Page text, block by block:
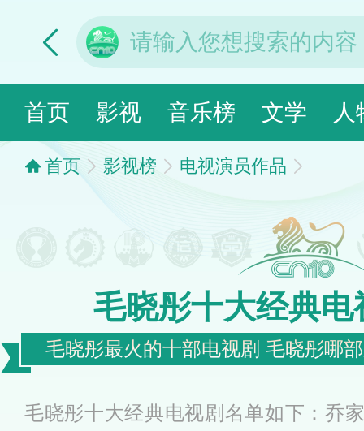
首页 影视 音乐榜 文学 人
首页 影视榜 电视演员作品
毛晓彤十大经典电
毛晓彤最火的十部电视剧 毛晓彤哪
毛晓彤十大经典电视剧名单如下：乔